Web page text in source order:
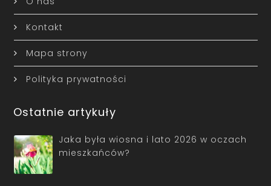
Kontakt
Mapa strony
Polityka prywatności
Ostatnie artykuły
Jaka była wiosna i lato 2026 w oczach
mieszkańców?